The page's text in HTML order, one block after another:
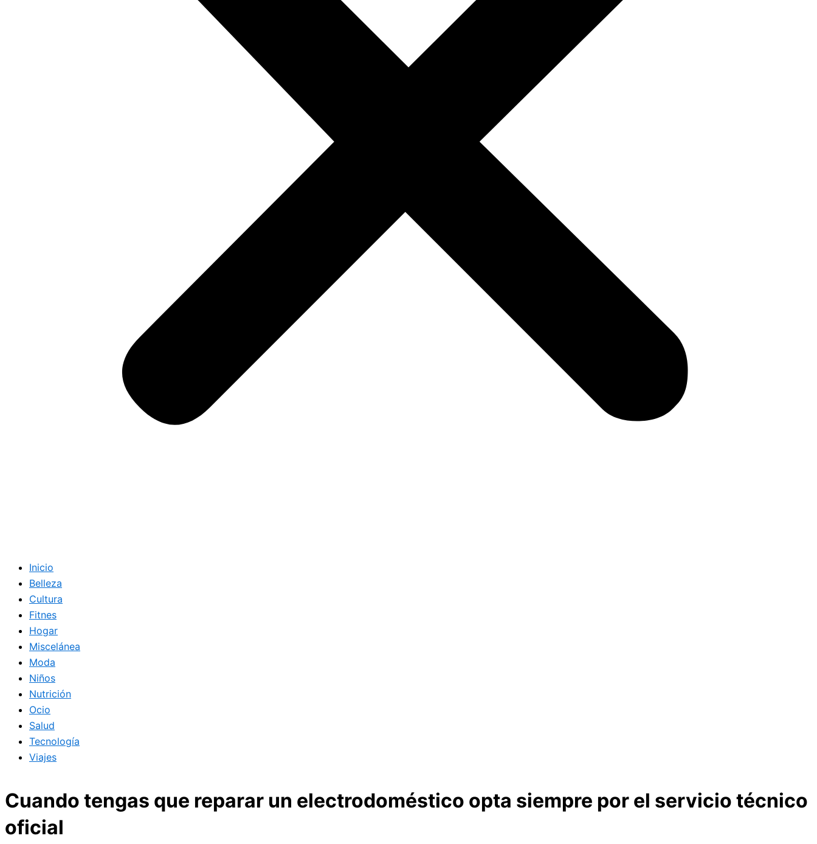
Inicio
Belleza
Cultura
Fitnes
Hogar
Miscelánea
Moda
Niños
Nutrición
Ocio
Salud
Tecnología
Viajes
Cuando tengas que reparar un electrodoméstico opta siempre por el servicio técnico
oficial